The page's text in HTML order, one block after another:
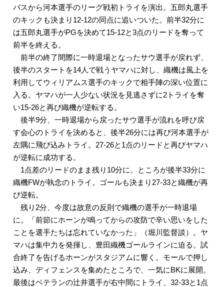
パスから河本選手のリーグ戦初トライを演出。五郎丸選手
のキックも決まり12-12の同点に追いついた。前半32分に
は五郎丸選手がPGを決めて15-12と3点のリードを奪って
前半を終える。
前半の終了間際に一時退場となったサウ選手が戻れず、
後半のスタートを14人で戦うヤマハに対し、織機は風上を
利用してウィリアムス選手のキックで相手陣の深い位置に
入る。ヤマハが一人少ない状況を見逃さずに2トライを奪
い15-26と再び織機が逆転する。
後半9分、一時退場から戻ったサウ選手が流れを呼び戻
す会心のトライを決めると、後半26分には再び河本選手が
左隅に飛び込みトライ。27-26と1点のリードと再びヤマハ
が逆転に成功する。
1点差のリードのまま残り10分に。ところが後半33分に
織機FWが執念のトライ。ゴールも決まり27-33と織機が再
び逆転。
残り2分、今度は故意の反則で織機の選手が一時退場
に。「前節にホーンが鳴ってからの攻防で辛い思いをした
ことを選手たちは忘れていなかった」（堀川監督談）。ヤ
マハは集中力を発揮し、豊田織機ゴールラインに迫る。試
合終了を告げるホーンがスタジアムに響く。モールで押し
込み、ディフェンスを集めたところで、一気にBKに展開。
最後はベテランの辻井選手が右中間にトライ、32-33と1点